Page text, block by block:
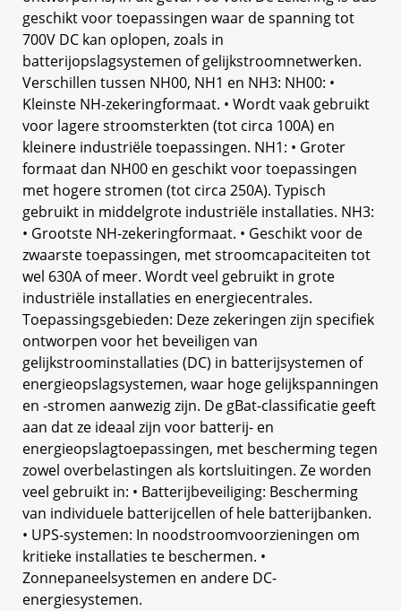
geschikt voor toepassingen waar de spanning tot
700V DC kan oplopen, zoals in
batterijopslagsystemen of gelijkstroomnetwerken.
Verschillen tussen NH00, NH1 en NH3: NH00: •
Kleinste NH-zekeringformaat. • Wordt vaak gebruikt
voor lagere stroomsterkten (tot circa 100A) en
kleinere industriële toepassingen. NH1: • Groter
formaat dan NH00 en geschikt voor toepassingen
met hogere stromen (tot circa 250A). Typisch
gebruikt in middelgrote industriële installaties. NH3:
• Grootste NH-zekeringformaat. • Geschikt voor de
zwaarste toepassingen, met stroomcapaciteiten tot
wel 630A of meer. Wordt veel gebruikt in grote
industriële installaties en energiecentrales.
Toepassingsgebieden: Deze zekeringen zijn specifiek
ontworpen voor het beveiligen van
gelijkstroominstallaties (DC) in batterijsystemen of
energieopslagsystemen, waar hoge gelijkspanningen
en -stromen aanwezig zijn. De gBat-classificatie geeft
aan dat ze ideaal zijn voor batterij- en
energieopslagtoepassingen, met bescherming tegen
zowel overbelastingen als kortsluitingen. Ze worden
veel gebruikt in: • Batterijbeveiliging: Bescherming
van individuele batterijcellen of hele batterijbanken.
• UPS-systemen: In noodstroomvoorzieningen om
kritieke installaties te beschermen. •
Zonnepaneelsystemen en andere DC-
energiesystemen.